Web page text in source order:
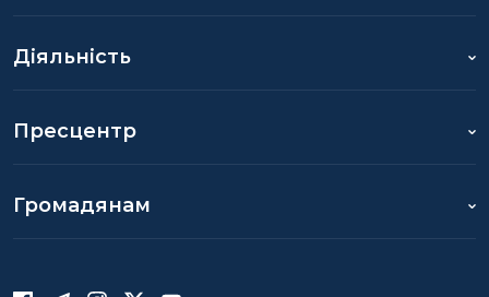
Діяльність
Пресцентр
Громадянам